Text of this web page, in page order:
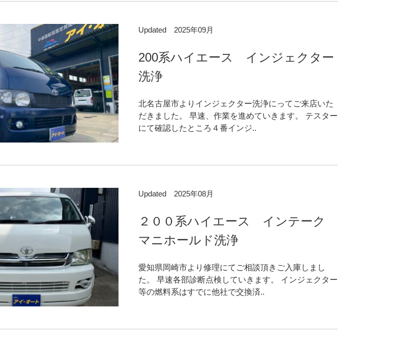
Updated 2025年09月
200系ハイエース インジェクター
洗浄
北名古屋市よりインジェクター洗浄にってご来店いた
だきました。 早速、作業を進めていきます。 テスター
にて確認したところ４番インジ..
Updated 2025年08月
２００系ハイエース インテーク
マニホールド洗浄
愛知県岡崎市より修理にてご相談頂きご入庫しまし
た。 早速各部診断点検していきます。 インジェクター
等の燃料系はすでに他社で交換済..